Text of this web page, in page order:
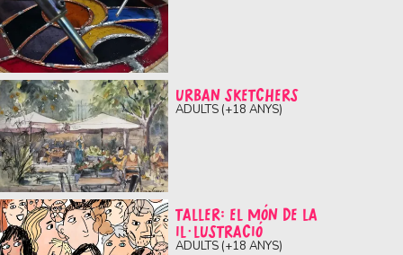
URBAN SKETCHERS
ADULTS (+18 ANYS)
TALLER: EL MÓN DE LA
IL·LUSTRACIÓ
ADULTS (+18 ANYS)